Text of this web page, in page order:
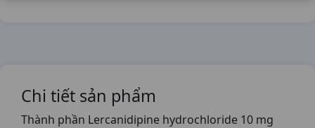
Chi tiết sản phẩm
Thành phần Lercanidipine hydrochloride 10 mg